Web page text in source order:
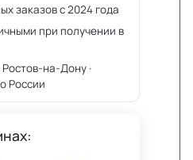
заказов с 2024 года
при получении в
на-Дону ·
России